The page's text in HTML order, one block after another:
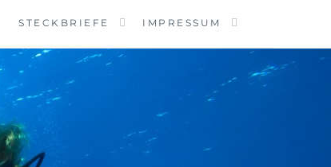
STECKBRIEFE IMPRESSUM